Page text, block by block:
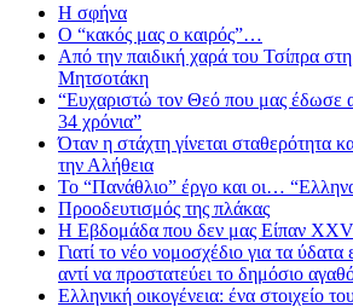
Η σφήνα
Ο “κακός μας ο καιρός”…
Από την παιδική χαρά του Τσίπρα
Μητσοτάκη
“Ευχαριστώ τον Θεό που μας έδωσε
34 χρόνια”
Όταν η στάχτη γίνεται σταθερότητα
την Αλήθεια
Το “Πανάθλιο” έργο και οι…
Προοδευτισμός της πλάκας
Η Εβδομάδα που δεν μας Είπαν
Γιατί το νέο νομοσχέδιο για τα ύδατα
αντί να προστατεύει το δημόσιο
Ελληνική οικογένεια: ένα στοιχείο